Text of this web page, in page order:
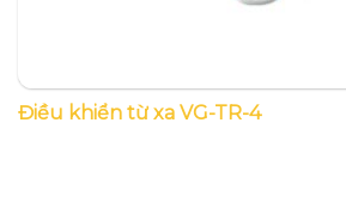
Điều khiển từ xa VG-TR-4